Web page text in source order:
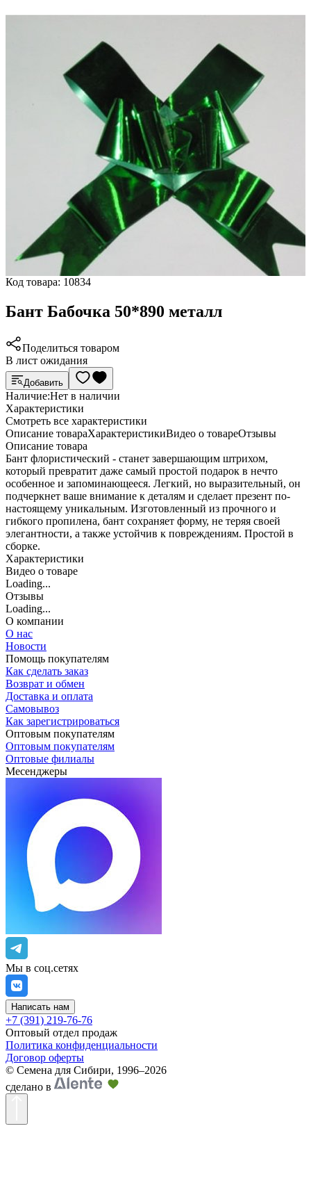
Код товара: 10834
Бант Бабочка 50*890 металл
Поделиться товаром
В лист ожидания
Добавить
Наличие:Нет в наличии
Характеристики
Cмотреть все характеристики
Описание товараХарактеристикиВидео о товареОтзывы
Описание товара
Бант флористический - станет завершающим штрихом,
который превратит даже самый простой подарок в нечто
особенное и запоминающееся. Легкий, но выразительный, он
подчеркнет ваше внимание к деталям и сделает презент по-
настоящему уникальным. Изготовленный из прочного и
гибкого пропилена, бант сохраняет форму, не теряя своей
элегантности, а также устойчив к повреждениям. Простой в
сборке.
Характеристики
Видео о товаре
Loading...
Отзывы
Loading...
О компании
О нас
Новости
Помощь покупателям
Как сделать заказ
Возврат и обмен
Доставка и оплата
Самовывоз
Как зарегистрироваться
Оптовым покупателям
Оптовым покупателям
Оптовые филиалы
Месенджеры
Мы в соц.сетях
Написать нам
+7 (391) 219-76-76
Оптовый отдел продаж
Политика конфиденциальности
Договор оферты
© Семена для Сибири, 1996–2026
сделано в